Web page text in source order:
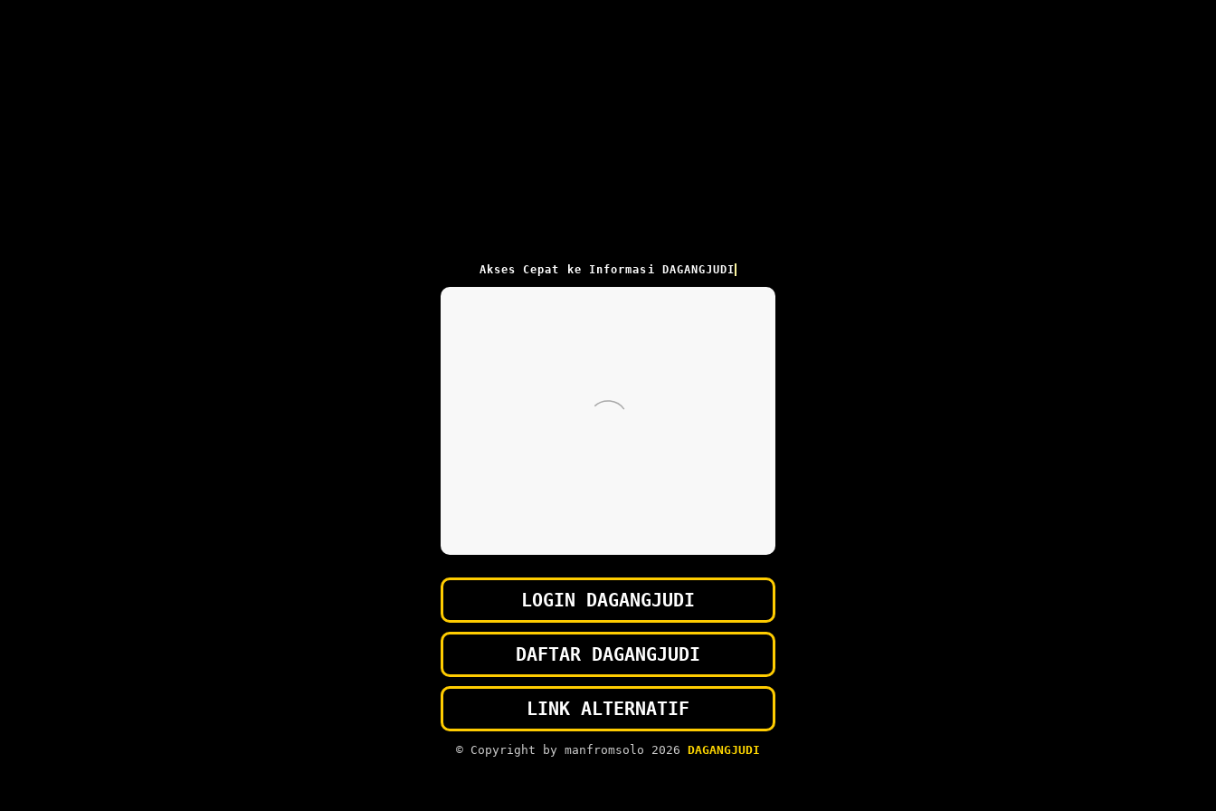
Akses Cepat ke Informasi DAGANGJUDI
LOGIN DAGANGJUDI
DAFTAR DAGANGJUDI
LINK ALTERNATIF
© Copyright by manfromsolo 2026 DAGANGJUDI